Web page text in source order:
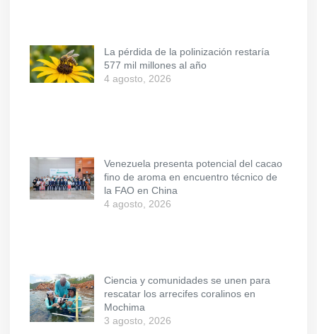
La pérdida de la polinización restaría
577 mil millones al año
4 agosto, 2026
Venezuela presenta potencial del cacao
fino de aroma en encuentro técnico de
la FAO en China
4 agosto, 2026
Ciencia y comunidades se unen para
rescatar los arrecifes coralinos en
Mochima
3 agosto, 2026